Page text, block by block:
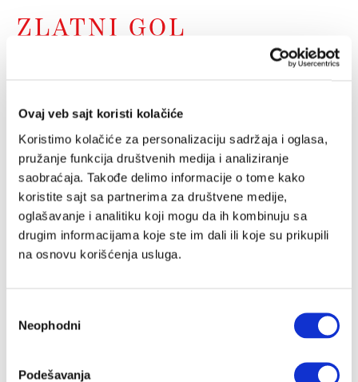
Ovaj veb sajt koristi kolačiće
Koristimo kolačiće za personalizaciju sadržaja i oglasa,
pružanje funkcija društvenih medija i analiziranje
saobraćaja. Takođe delimo informacije o tome kako
koristite sajt sa partnerima za društvene medije,
oglašavanje i analitiku koji mogu da ih kombinuju sa
drugim informacijama koje ste im dali ili koje su prikupili
na osnovu korišćenja usluga.
сагласности
Neophodni
Podešavanja
ZLATNI GOL
zašto nije